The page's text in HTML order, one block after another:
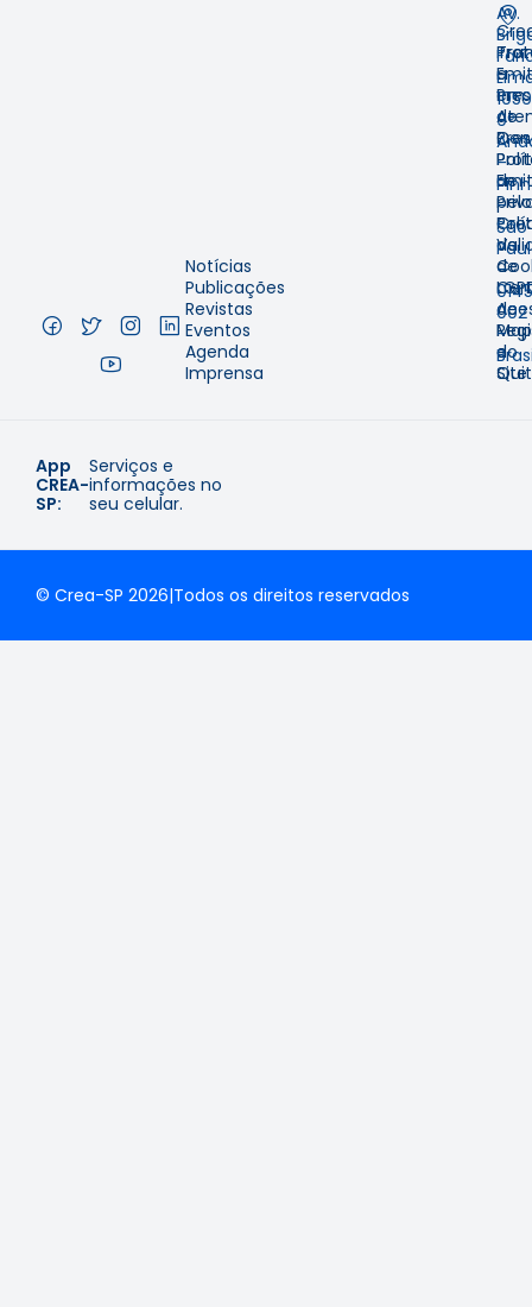
Notícias
Publicações
Revistas
Eventos
Agenda
Imprensa
em
pelo
de
de
e
e
de
de
de
do
Site
Av.
9º
–
–
São
–
002
–
App
CREA-
SP:
Serviços e
informações no
seu celular.
© Crea-SP 2026|Todos os direitos reservados